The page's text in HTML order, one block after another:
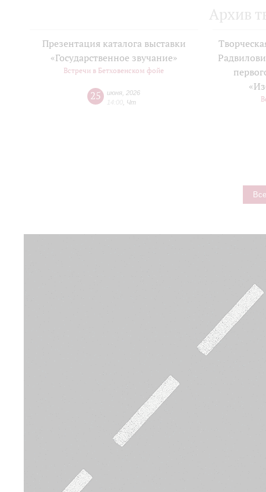
Архив
Презентация каталога выставки
«Государственное звучание»
Встречи в Бетховенском фойе
25 июня 2026
14:00 Чт